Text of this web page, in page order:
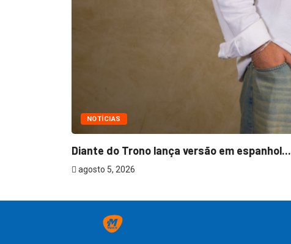
NOTÍCIAS
Diante do Trono lança versão em espanhol...
agosto 5, 2026